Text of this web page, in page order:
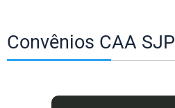
Convênios CAA SJP